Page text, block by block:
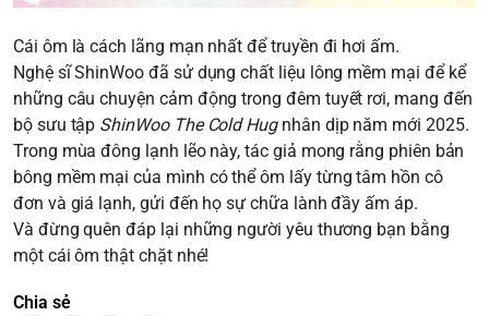
Cái ôm là cách lãng mạn nhất để truyền đi hơi ấm.
Nghệ sĩ ShinWoo đã sử dụng chất liệu lông mềm mại để kể
những câu chuyện cảm động trong đêm tuyết rơi, mang đến
bộ sưu tập ShinWoo The Cold Hugnhân dịp năm mới 2025.
Trong mùa đông lạnh lẽo này, tác giả mong rằng phiên bản
bông mềm mại của mình có thể ôm lấy từng tâm hồn cô
đơn và giá lạnh, gửi đến họ sự chữa lành đầy ấm áp.
Và đừng quên đáp lại những người yêu thương bạn bằng
một cái ôm thật chặt nhé!
Chia sẻ